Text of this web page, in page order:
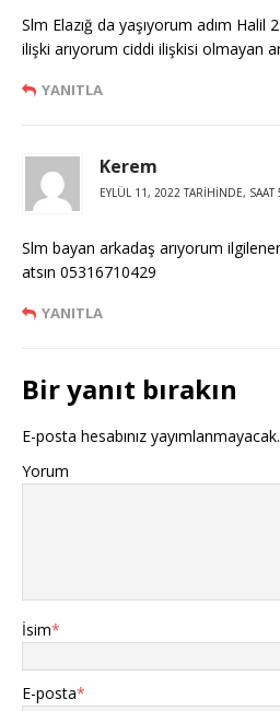
Slm Elazığ da yaşıyorum adım Halil
ilişki arıyorum ciddi ilişkisi olmayan
YANITLA
Kerem
EYLÜL 11, 2022 TARIHINDE, SAAT
Slm bayan arkadaş arıyorum
atsın 05316710429
YANITLA
Bir yanıt bırakın
E-posta hesabınız yayımlanmayacak.
Yorum
İsim*
E-posta*